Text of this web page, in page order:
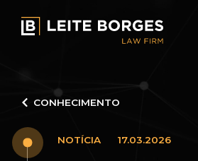
CONHECIMENTO
NOTÍCIA 17.03.2026